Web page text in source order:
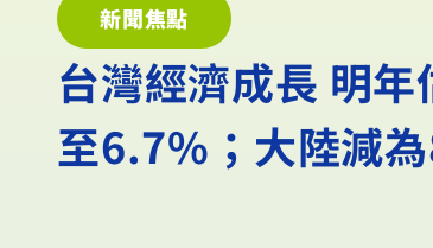
新聞焦點
台灣經濟成長 明
至6.7%；大陸減